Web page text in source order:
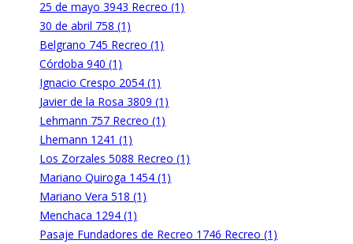
25 de mayo 3943 Recreo (1)
30 de abril 758 (1)
Belgrano 745 Recreo (1)
Córdoba 940 (1)
Ignacio Crespo 2054 (1)
Javier de la Rosa 3809 (1)
Lehmann 757 Recreo (1)
Lhemann 1241 (1)
Los Zorzales 5088 Recreo (1)
Mariano Quiroga 1454 (1)
Mariano Vera 518 (1)
Menchaca 1294 (1)
Pasaje Fundadores de Recreo 1746 Recreo (1)